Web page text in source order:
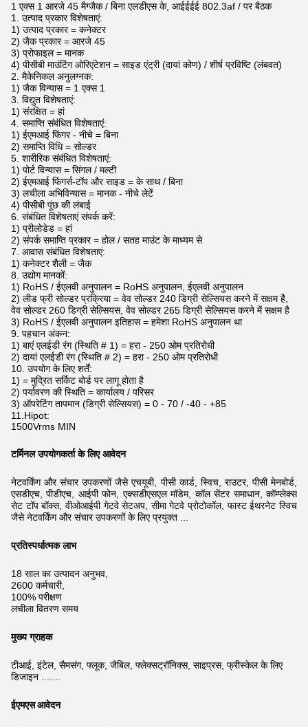
1 एक्स 1 आरजे 45 मैग्जैक / बिना एलडीएस के, आईईईई 802.3af / पर बैठक
1. उत्पाद प्रकार विशेषताएं:
1) उत्पाद प्रकार = कनेक्टर
2) जैक प्रकार = आरजे 45
3) प्रोफाइल = मानक
4) पीसीबी माउंटिंग ओरिएंटेशन = साइड एंट्री (दायां कोण) / शीर्ष प्रविष्टि (लंबवत)
2. मैकेनिकल अनुलग्नक:
1) जैक विन्यास = 1 एक्स 1
3. विद्युत विशेषताएं:
1) संरक्षित = हां
4. समाप्ति संबंधित विशेषताएं:
1) ईएमआई फिंगर - नीचे = बिना
2) समाप्ति विधि = सोल्डर
5. शारीरिक संबंधित विशेषताएं:
1) पोर्ट विन्यास = सिंगल / मल्टी
2) ईएमआई फिंगर्स-टॉप और साइड = के साथ / बिना
3) लचीला अभिविन्यास = मानक - नीचे लेटें
4) पीसीबी पूंछ की लंबाई
6. संबंधित विशेषताएं संपर्क करें:
1) प्रीलोडेड = हां
2) संपर्क समाप्ति प्रकार = होल / सतह माउंट के माध्यम से
7. आवास संबंधित विशेषताएं:
1) कनेक्टर शैली = जैक
8. उद्योग मानकों:
1) RoHS / ईएलवी अनुपालन = RoHS अनुपालन, ईएलवी अनुपालन
2) लीड फ्री सोल्डर प्रक्रिया = वेव सोल्डर 240 डिग्री सेल्सियस करने में सक्षम है,
वेव सोल्डर 260 डिग्री सेल्सियस, वेव सोल्डर 265 डिग्री सेल्सियस करने में सक्षम है
3) RoHS / ईएलवी अनुपालन इतिहास = हमेशा RoHS अनुपालन था
9. पहचान अंकन:
1) बाएं एलईडी रंग (स्थिति # 1) = हरा - 250 ओम प्रतिरोधी
2) दायां एलईडी रंग (स्थिति # 2) = हरा - 250 ओम प्रतिरोधी
10. उपयोग के लिए शर्तें:
1) = मुद्रित सर्किट बोर्ड पर लागू होता है
2) पर्यावरण की स्थिति = कार्यालय / परिसर
3) ऑपरेटिंग तापमान (डिग्री सेल्सियस) = 0 - 70 / -40 - +85
11.Hipot:
1500Vrms MIN
टर्मिनल उपयोगकर्ता के लिए आवेदन
नेटवर्किंग और संचार उपकरणों जैसे एचयूबी, पीसी कार्ड, स्विच, राउटर, पीसी मेनबोर्ड,
एसडीएच, पीडीएच, आईपी फोन, एक्सडीएसएल मॉडेम, कॉल सेंटर समाधान, कॉम्प्लेक्स
सेट टॉप बॉक्स, वीओआईपी गेटवे सेटअप, सीमा गेटवे प्रोटोकॉल, फास्ट ईथरनेट स्विच
जैसे नेटवर्किंग और संचार उपकरणों के लिए प्रयुक्त
प्रतिस्पर्धात्मक लाभ
18 साल का उत्पादन अनुभव,
2600 कर्मचारी,
100% परीक्षण
लचीला वितरण समय
मुख्य ग्राहक
टीआई, इंटेल, सैमसंग, फ्लूक, जैबिल, फ्लेक्सट्रॉनिक्स, साइप्रस, फ्रीस्केल के लिए
डिजाइन .......
ईएमएस आवेदन